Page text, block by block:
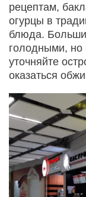
рецептам,
огурцы в
блюда.
голодными, но
уточняйте
оказаться